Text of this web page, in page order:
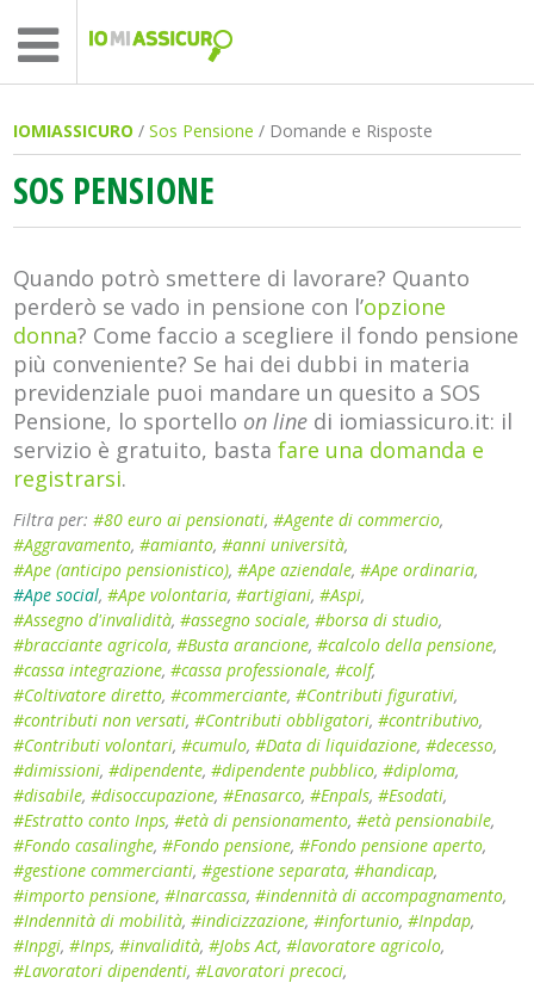
IOMIASSICURO /Sos Pensione / Domande e Risposte
SOS PENSIONE
Quando potrò smettere di lavorare? Quanto
perderò se vado in pensione con l’opzione
donna? Come faccio a scegliere il fondo pensione
più conveniente? Se hai dei dubbi in materia
previdenziale puoi mandare un quesito a SOS
Pensione, lo sportello on line di iomiassicuro.it: il
servizio è gratuito, bastafare una domanda e
registrarsi.
Filtra per:#80 euro ai pensionati,#Agente di commercio,
#Aggravamento,#amianto,#anni università,
#Ape (anticipo pensionistico),#Ape aziendale,#Ape ordinaria,
#Ape social,#Ape volontaria,#artigiani,#Aspi,
#Assegno d'invalidità,#assegno sociale,#borsa di studio,
#bracciante agricola,#Busta arancione,#calcolo della pensione,
#cassa integrazione,#cassa professionale,#colf,
#Coltivatore diretto,#commerciante,#Contributi figurativi,
#contributi non versati,#Contributi obbligatori,#contributivo,
#Contributi volontari,#cumulo,#Data di liquidazione,#decesso,
#dimissioni,#dipendente,#dipendente pubblico,#diploma,
#disabile,#disoccupazione,#Enasarco,#Enpals,#Esodati,
#Estratto conto Inps,#età di pensionamento,#età pensionabile,
#Fondo casalinghe,#Fondo pensione,#Fondo pensione aperto,
#gestione commercianti,#gestione separata,#handicap,
#importo pensione,#Inarcassa,#indennità di accompagnamento,
#Indennità di mobilità,#indicizzazione,#infortunio,#Inpdap,
#Inpgi,#Inps,#invalidità,#Jobs Act,#lavoratore agricolo,
#Lavoratori dipendenti,#Lavoratori precoci,